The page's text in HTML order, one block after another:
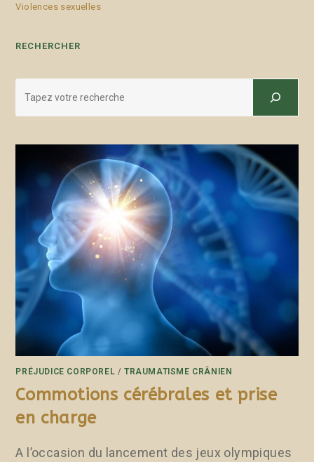
Violences sexuelles
RECHERCHER
PRÉJUDICE CORPOREL /TRAUMATISME CRÂNIEN
Commotions cérébrales et prise
en charge
A l’occasion du lancement des jeux olympiques